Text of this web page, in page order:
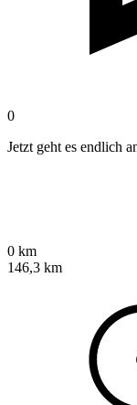
0
Jetzt geht es endlich
0 km
146,3 km